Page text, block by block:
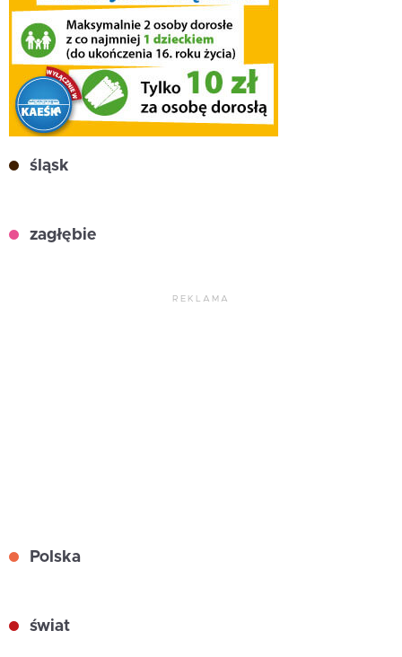
śląsk
zagłębie
REKLAMA
Polska
świat